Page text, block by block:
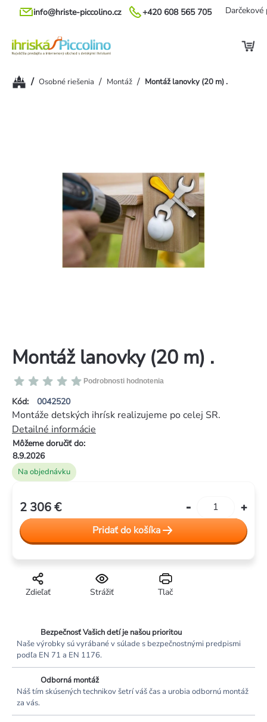
Prejsť
+420 608 565 705
info@hriste-piccolino.cz Darčekové
Domov
/ Osobné riešenia / Montáž / Montáž lanovky (20 m) .
Montáž lanovky (20 m) .
Kód: 0042520
Priemerné
hodnotenie
produktu
je
0,0
z
5
hviezdičiek.
Podrobnosti hodnotenia
Na objednávku
Môžeme doručiť do:
8.9.2026
Montáže detských ihrísk realizujeme po celej SR.
Detailné informácie
Tlač
Strážiť
Zdieľať
2 306 €
cena:Pridať do košíka
Bezpečnosť Vašich detí je našou prioritou
Naše výrobky sú vyrábané v súlade s bezpečnostnými predpismi
podľa EN 71 a EN 1176.
Odborná montáž
Náš tím skúsených technikov šetrí váš čas a urobia odbornú montáž
za vás.